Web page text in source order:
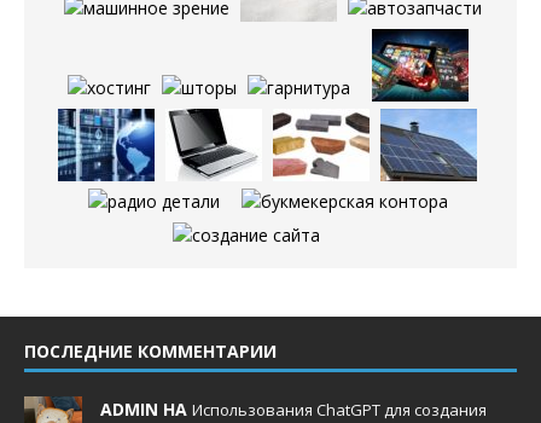
ПОСЛЕДНИЕ КОММЕНТАРИИ
ADMIN НА Использования ChatGPT для создания